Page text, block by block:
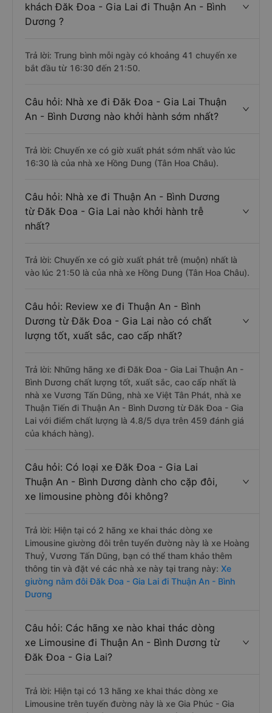
khách Đăk Đoa - Gia Lai đi Thuận An - Bình
Dương ?
Trả lời: Trung bình mỗi ngày có khoảng 41 chuyến xe
bắt đầu từ 16:30 đến 21:50.
Câu hỏi: Nhà xe đi Đăk Đoa - Gia Lai Thuận
An - Bình Dương nào khởi hành sớm nhất?
Trả lời: Chuyến xe có giờ xuất phát sớm nhất vào lúc
16:30 là của nhà xe Hồng Dung (Tân Hoa Châu).
Câu hỏi: Nhà xe đi Thuận An - Bình Dương
từ Đăk Đoa - Gia Lai nào khởi hành trễ
nhất?
Trả lời: Chuyến xe có giờ xuất phát trễ (muộn) nhất là
vào lúc 21:50 là của nhà xe Hồng Dung (Tân Hoa Châu).
Câu hỏi: Review xe đi Thuận An - Bình
Dương từ Đăk Đoa - Gia Lai nào có chất
lượng tốt, xuất sắc, cao cấp nhất?
Trả lời: Những hãng xe đi Đăk Đoa - Gia Lai Thuận An -
Bình Dương chất lượng tốt, xuất sắc, cao cấp nhất là
nhà xe Vương Tấn Dũng, nhà xe Việt Tân Phát, nhà xe
Thuận Tiến đi Thuận An - Bình Dương từ Đăk Đoa - Gia
Lai với điểm chất lượng là 4.8/5 dựa trên 459 đánh giá
của khách hàng).
Câu hỏi: Có loại xe Đăk Đoa - Gia Lai
Thuận An - Bình Dương dành cho cặp đôi,
xe limousine phòng đôi không?
Trả lời: Hiện tại có 2 hãng xe khai thác dòng xe
Limousine giường đôi trên tuyến đường này là xe Hoàng
Thuỷ, Vương Tấn Dũng, bạn có thể tham khảo thêm
thông tin và đặt vé các nhà xe này tại trang này: Xe
giường nằm đôi Đăk Đoa - Gia Lai đi Thuận An - Bình
Dương
Câu hỏi: Các hãng xe nào khai thác dòng
xe Limousine đi Thuận An - Bình Dương từ
Đăk Đoa - Gia Lai?
Trả lời: Hiện tại có 13 hãng xe khai thác dòng xe
Limousine trên tuyến đường này là xe Gia Phúc - Gia